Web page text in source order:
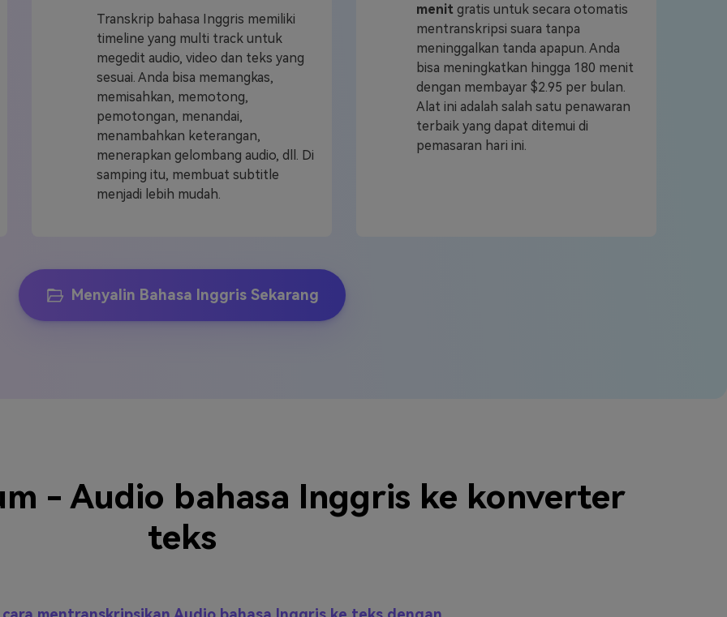
Transkrip bahasa Inggris memiliki
timeline yang multi track untuk
megedit audio, video dan teks yang
sesuai. Anda bisa memangkas,
memisahkan, memotong,
pemotongan, menandai,
menambahkan keterangan,
menerapkan gelombang audio, dll. Di
samping itu, membuat subtitle
menjadi lebih mudah.
menit gratis untuk secara otomatis
mentranskripsi suara tanpa
meninggalkan tanda apapun. Anda
bisa meningkatkan hingga 180 menit
dengan membayar $2.95 per bulan.
Alat ini adalah salah satu penawaran
terbaik yang dapat ditemui di
pemasaran hari ini.
Menyalin Bahasa Inggris Sekarang
- Audio bahasa Inggris ke konverter
teks